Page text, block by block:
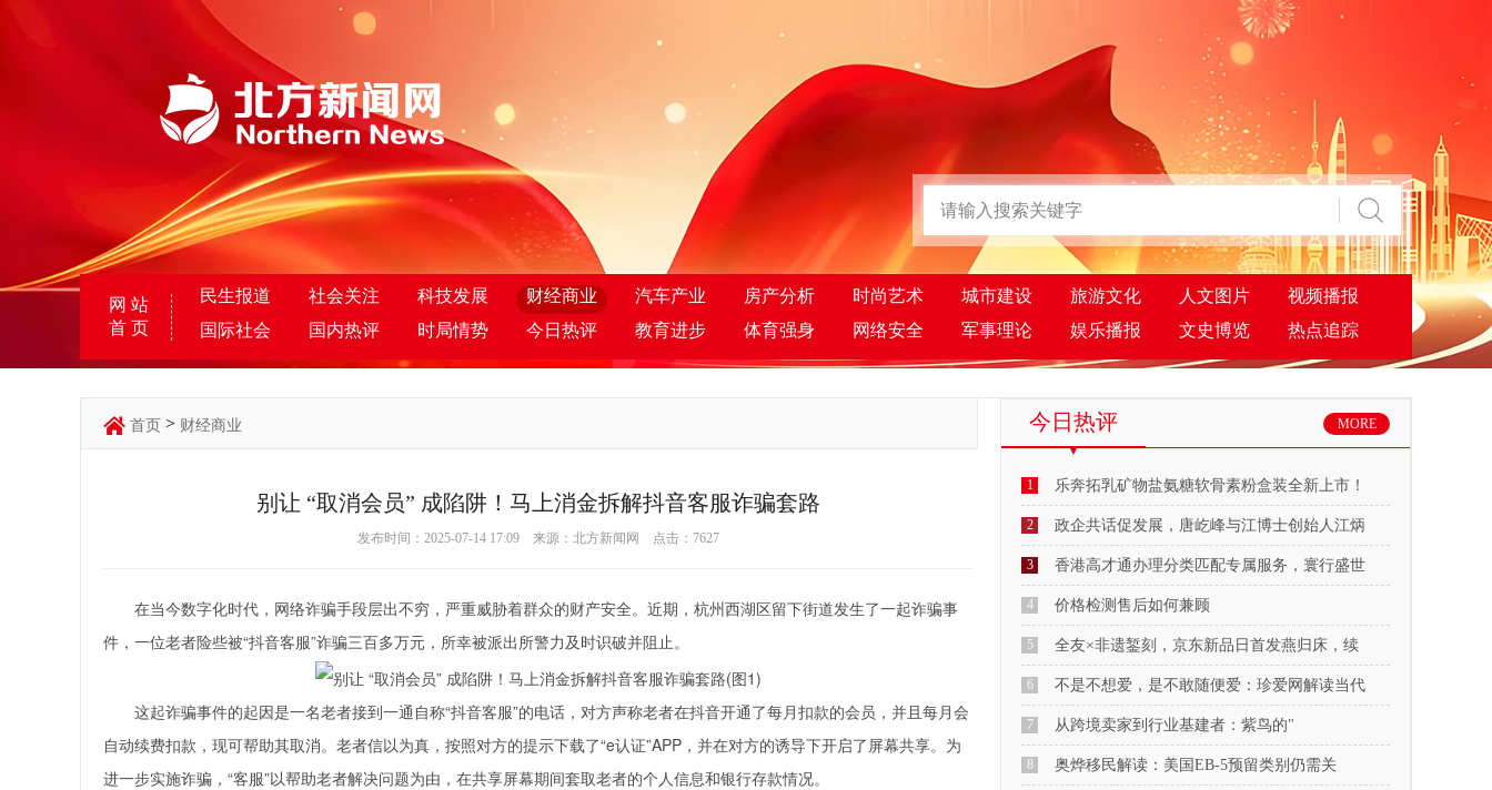
网 站
首 页
民生报道 社会关注 科技发展 财经商业 汽车产业 房产分析 时尚艺术 城市建设 旅游文化 人文图片
视频播报
国际社会
国内热评 时局情势 今日热评 教育进步 体育强身 网络安全 军事理论 娱乐播报 文史博览 热点追踪
首页 > 财经商业
别让 “取消会员” 成陷阱！马上消金拆解抖音客服诈骗套路
发布时间：2025-07-14 17:09 来源：北方新闻网 点击： 7627
在当今数字化时代，网络诈骗手段层出不穷，严重威胁着群众的财产安全。近期，杭州西湖区留下街道发生了一起诈骗事
件，一位老者险些被“抖音客服”诈骗三百多万元，所幸被派出所警力及时识破并阻止。
这起诈骗事件的起因是一名老者接到一通自称“抖音客服”的电话，对方声称老者在抖音开通了每月扣款的会员，并且每月会
自动续费扣款，现可帮助其取消。老者信以为真，按照对方的提示下载了“e认证”APP，并在对方的诱导下开启了屏幕共享。为
进一步实施诈骗，“客服”以帮助老者解决问题为由，在共享屏幕期间套取老者的个人信息和银行存款情况。
今日热评 MORE
1 乐奔拓乳矿物盐氨糖软骨素粉盒装全新上市！
2 政企共话促发展，唐屹峰与江博士创始人江炳
3 香港高才通办理分类匹配专属服务，寰行盛世
4 价格检测售后如何兼顾
5 全友×非遗錾刻，京东新品日首发燕归床，续
6 不是不想爱，是不敢随便爱：珍爱网解读当代
7 从跨境卖家到行业基建者：紫鸟的"
8 奥烨移民解读：美国EB-5预留类别仍需关